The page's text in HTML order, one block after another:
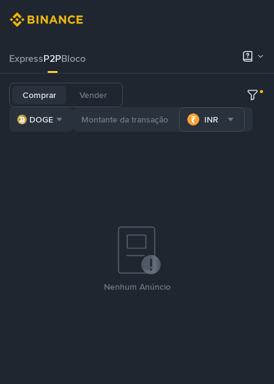
ExpressP2PBloco
Comprar Vender
DOGE INR
Nenhum Anúncio